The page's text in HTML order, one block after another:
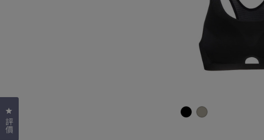
HTY007 黑色 (BL)
HTY007 膚色 (CB)
評價
按一下以開啟評價對話方塊